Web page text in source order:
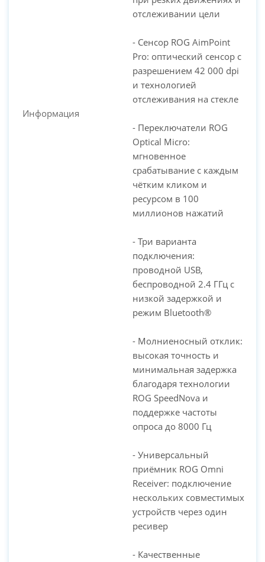
Информация
отслеживании цели
- Сенсор ROG AimPoint
Pro: оптический сенсор с
разрешением 42 000 dpi
и технологией
отслеживания на стекле
- Переключатели ROG
Optical Micro:
мгновенное
срабатывание с каждым
чётким кликом и
ресурсом в 100
миллионов нажатий
- Три варианта
подключения:
проводной USB,
беспроводной 2.4 ГГц с
низкой задержкой и
режим Bluetooth®
- Молниеносный отклик:
высокая точность и
минимальная задержка
благодаря технологии
ROG SpeedNova и
поддержке частоты
опроса до 8000 Гц
- Универсальный
приёмник ROG Omni
Receiver: подключение
нескольких совместимых
устройств через один
ресивер
- Качественные